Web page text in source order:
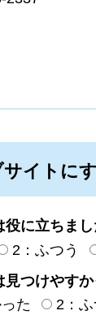
イトに
に立ちまし
2：ふつう
つけやす
た
2：ふ